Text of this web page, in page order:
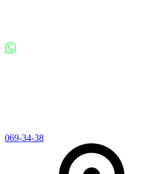
069-34-38